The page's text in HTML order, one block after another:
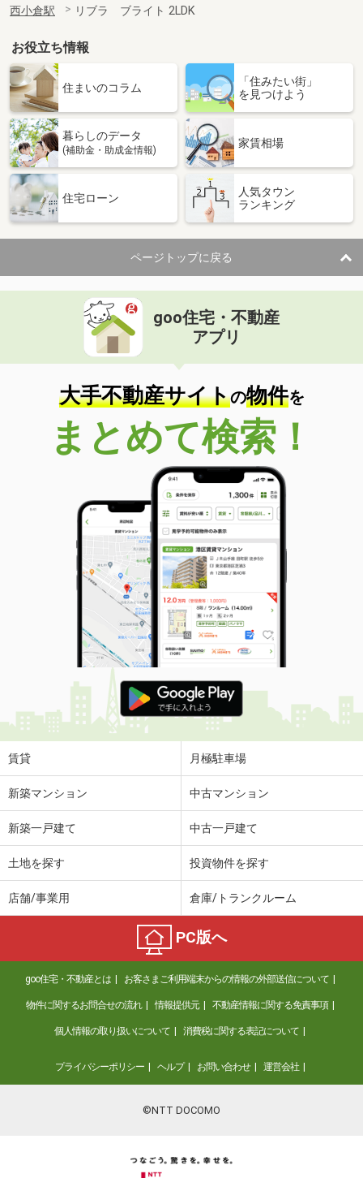
西小倉駅
リブラ ブライト 2LDK
お役立ち情報
住まいのコラム
「住みたい街」
を見つけよう
暮らしのデータ
(補助金・助成金情報)
家賃相場
住宅ローン
人気タウン
ランキング
ページトップに戻る
goo住宅・不動産
アプリ
大手不動産サイトの物件を
まとめて検索！
賃貸 月極駐車場
新築マンション 中古マンション
新築一戸建て 中古一戸建て
土地を探す 投資物件を探す
店舗/事業用 倉庫/トランクルーム
PC版へ
goo住宅・不動産とは お客さまご利用端末からの情報の外部送信について
物件に関するお問合せの流れ 情報提供元 不動産情報に関する免責事項
個人情報の取り扱いについて 消費税に関する表記について
プライバシーポリシー ヘルプ お問い合わせ 運営会社
©NTT DOCOMO